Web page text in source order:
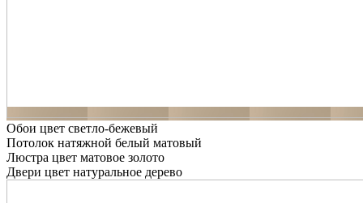
Обои цвет светло-бежевый
Потолок натяжной белый матовый
Люстра цвет матовое золото
Двери цвет натуральное дерево